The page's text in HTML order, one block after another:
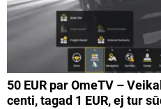
50 EUR par OmeTV –
centi, tagad 1 EUR, ej tur